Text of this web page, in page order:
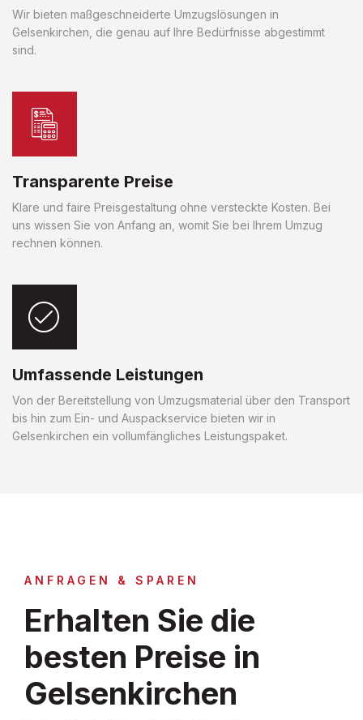
Wir bieten maßgeschneiderte Umzugslösungen in
Gelsenkirchen, die genau auf Ihre Bedürfnisse abgestimmt
sind.
Transparente Preise
Klare und faire Preisgestaltung ohne versteckte Kosten. Bei
uns wissen Sie von Anfang an, womit Sie bei Ihrem Umzug
rechnen können.
Umfassende Leistungen
Von der Bereitstellung von Umzugsmaterial über den Transport
bis hin zum Ein- und Auspackservice bieten wir in
Gelsenkirchen ein vollumfängliches Leistungspaket.
ANFRAGEN & SPAREN
Erhalten Sie die
besten Preise in
Gelsenkirchen